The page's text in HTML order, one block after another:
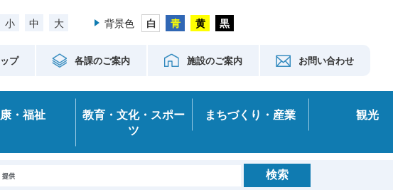
小 中 大 背景色
プ 各課のご案内 施設のご案内 お問い合わせ
・福祉
教育・文化・スポー
ツ
まちづくり・産業 観光